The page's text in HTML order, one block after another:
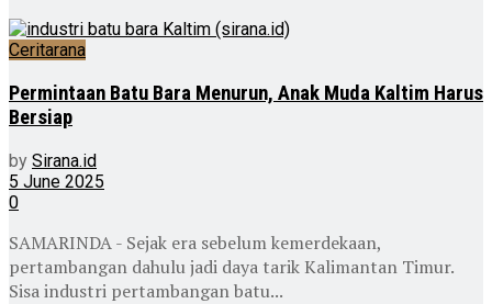
Ceritarana
Permintaan Batu Bara Menurun, Anak Muda Kaltim Harus
Bersiap
by Sirana.id
5 June 2025
0
SAMARINDA - Sejak era sebelum kemerdekaan,
pertambangan dahulu jadi daya tarik Kalimantan Timur.
Sisa industri pertambangan batu...